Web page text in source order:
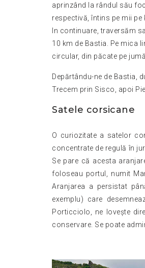
aprinzând la rândul său
respectivă, întins pe mii pe
In continuare, traversăm
10 km de Bastia. Pe mica
circular, din păcate pe
Depărtându-ne de Bastia,
Trecem prin Sisco, apoi
Satele corsicane
O curiozitate a satelor
concentrate de regulă în
Se pare că acesta
foloseau portul, numit
Aranjarea a persistat
exemplu) care
Porticciolo, ne lovește
conservare. Se poate